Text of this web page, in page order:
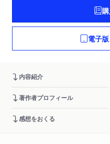
電子
内容紹介
著作者プロフィール
感想をおくる